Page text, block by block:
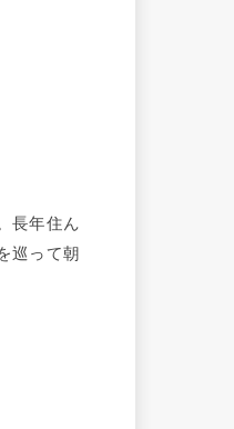
長年住ん
巡って朝